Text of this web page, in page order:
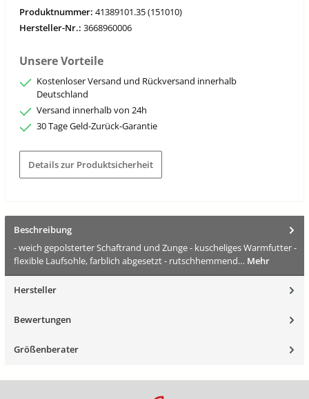
Produktnummer: 41389101.35 (151010)
Hersteller-Nr.: 3668960006
Unsere Vorteile
Kostenloser Versand und Rückversand innerhalb
Deutschland
Versand innerhalb von 24h
30 Tage Geld-Zurück-Garantie
Details zur Produktsicherheit
Beschreibung
- weich gepolsterter Schaftrand und Zunge - kuscheliges Warmfutter -
flexible Laufsohle, farblich abgesetzt - rutschhemmend… Mehr
Hersteller
Bewertungen
Größenberater